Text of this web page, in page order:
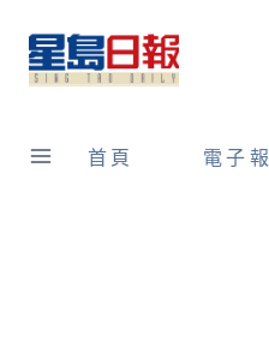
content
首頁 電子報